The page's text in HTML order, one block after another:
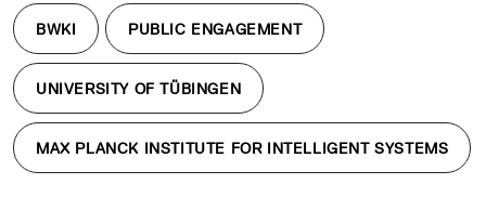
BWKI PUBLIC ENGAGEMENT
UNIVERSITY OF TÜBINGEN
MAX PLANCK INSTITUTE FOR INTELLIGENT SYSTEMS